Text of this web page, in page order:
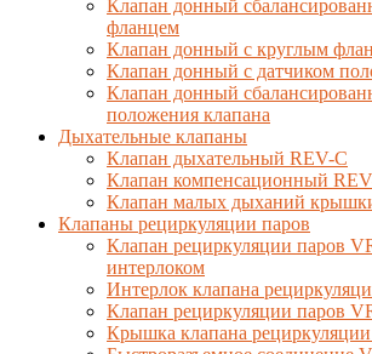
Клапан донный
фланцем
Клапан донный с круглым
Клапан донный с датчиком
Клапан донный
положения клапана
Дыхательные клапаны
Клапан дыхательный REV-C
Клапан компенсационный
Клапан малых дыханий
Клапаны рециркуляции паров
Клапан рециркуляции паров
интерлоком
Интерлок клапана
Клапан рециркуляции паров
Крышка клапана